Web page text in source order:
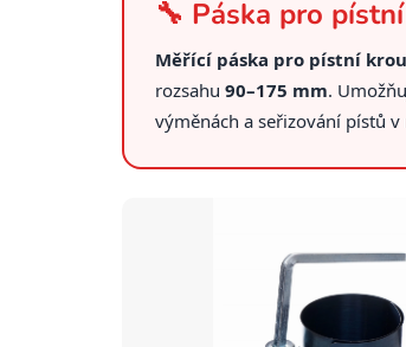
🔧 Páska pro
Měřící páska pro pístní
rozsahu 90–175 mm.
výměnách a seřizování pístů